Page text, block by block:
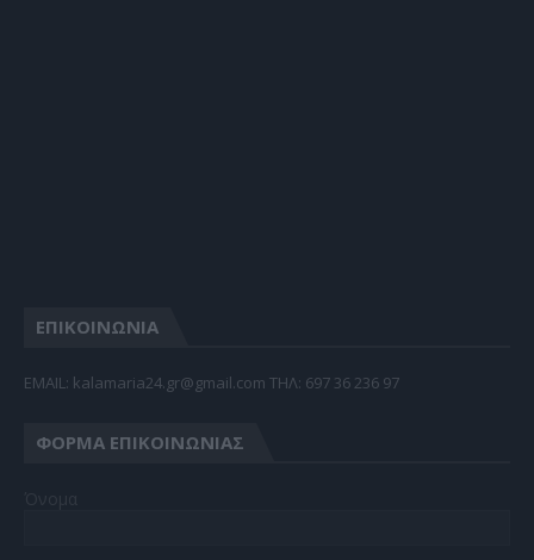
ΕΠΙΚΟΙΝΩΝΙΑ
EMAIL: kalamaria24.gr@gmail.com TΗΛ: 697 36 236 97
ΦΌΡΜΑ ΕΠΙΚΟΙΝΩΝΊΑΣ